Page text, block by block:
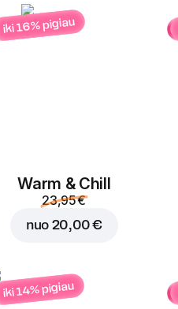
iki 16% pigiau
Warm & Chill
23,95 €
nuo 20,00 €
iki 14% pigiau